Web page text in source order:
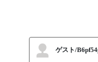
ゲスト/